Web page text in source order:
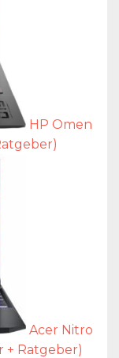
HP Omen
Acer Nitro
+ Ratgeber)